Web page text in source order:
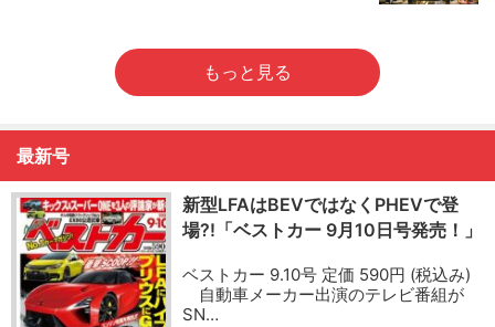
もっと見る
最新号
新型LFAはBEVではなくPHEVで登
場?!「ベストカー 9月10日号発売！」
ベストカー 9.10号 定価 590円 (税込み)
自動車メーカー出演のテレビ番組が
SN…